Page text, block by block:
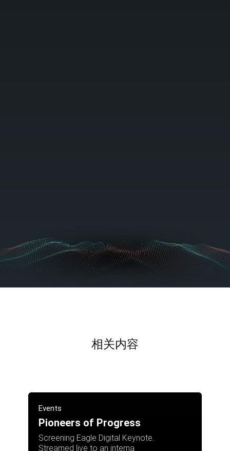
相关内容
Events
Pioneers of Progress
Screening Eagle Digital Keynote.
Streamed live to an interna